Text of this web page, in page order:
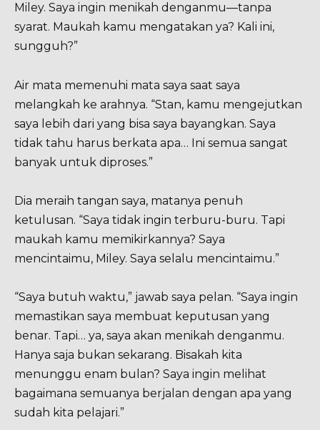
Miley. Saya ingin menikah denganmu—tanpa
syarat. Maukah kamu mengatakan ya? Kali ini,
sungguh?”
Air mata memenuhi mata saya saat saya
melangkah ke arahnya. “Stan, kamu mengejutkan
saya lebih dari yang bisa saya bayangkan. Saya
tidak tahu harus berkata apa… Ini semua sangat
banyak untuk diproses.”
Dia meraih tangan saya, matanya penuh
ketulusan. “Saya tidak ingin terburu-buru. Tapi
maukah kamu memikirkannya? Saya
mencintaimu, Miley. Saya selalu mencintaimu.”
“Saya butuh waktu,” jawab saya pelan. “Saya ingin
memastikan saya membuat keputusan yang
benar. Tapi… ya, saya akan menikah denganmu.
Hanya saja bukan sekarang. Bisakah kita
menunggu enam bulan? Saya ingin melihat
bagaimana semuanya berjalan dengan apa yang
sudah kita pelajari.”